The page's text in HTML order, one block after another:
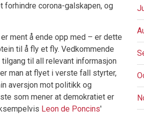
forhindre corona-galskapen, og
ment å ende opp med – er dette
til å fly et fly. Vedkommende
til all relevant informasjon
man at flyet i verste fall styrter,
aversjon mot politikk og
som mener at demokratiet er
Leon de Poncins'